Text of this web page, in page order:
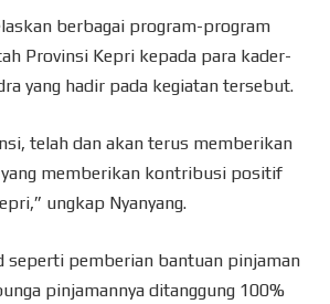
berbagai program-program
Provinsi Kepri kepada para kader-
yang hadir pada kegiatan tersebut.
telah dan akan terus memberikan
memberikan kontribusi positif
ungkap Nyanyang.
seperti pemberian bantuan pinjaman
pinjamannya ditanggung 100%